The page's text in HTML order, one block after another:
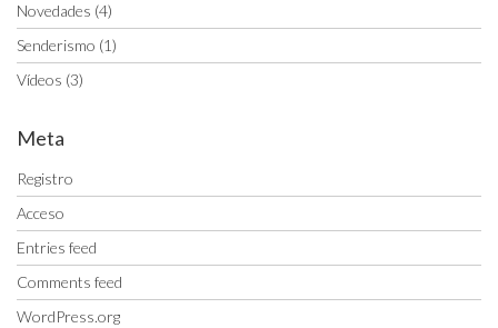
Novedades (4)
Senderismo (1)
Vídeos (3)
Meta
Registro
Acceso
Entries feed
Comments feed
WordPress.org